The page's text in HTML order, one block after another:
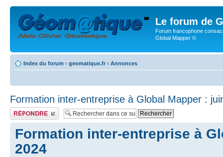
Le forum de
Forum francophone
Global Mapper ©
Index du forum ‹ geomatique.fr ‹ Annonces
Formation inter-entreprise à Global Mapper :
Publier une réponse
Formation inter-entreprise à
2024